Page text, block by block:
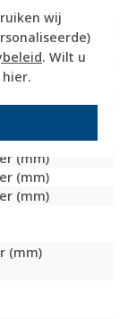
wij
. Wilt u
hier.
(mm)
(mm)
(mm)
(mm)